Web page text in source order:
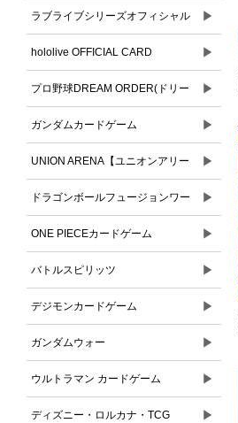
ラブライブシリーズオフィシャル
カードゲーム
▶
hololive OFFICIAL CARD
GAME(ホロライブオフィシャルカ
ードゲーム)
▶
プロ野球DREAM ORDER(ドリー
ムオーダー)
▶
ガンダムカードゲーム ▶
UNION ARENA【ユニオンアリー
ナ】
▶
ドラゴンボールフュージョンワー
ルド
▶
ONE PIECEカードゲーム ▶
バトルスピリッツ ▶
デジモンカードゲーム ▶
ガンダムウォー ▶
ウルトラマン カードゲーム ▶
ディズニー・ロルカナ・TCG ▶